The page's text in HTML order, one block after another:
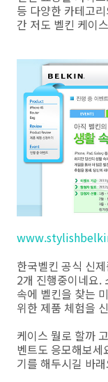
등 다양한 카테고
간 저도 벨킨 케이
한국벨킨 공식 신
2개 진행중이네요.
속에 벨킨을 찾는
위한 제품 체험을
케이스 뭘로 할까
벤트도 응모해보
기를 해두시길 바